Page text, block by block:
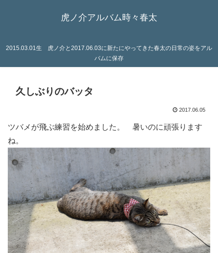
虎ノ介アルバム時々春太
2015.03.01生 虎ノ介と2017.06.03に新たにやってきた春太の日常の姿をアル
バムに保存
久しぶりのバッタ
2017.06.05
ツバメが飛ぶ練習を始めました。 暑いのに頑張ります
ね。